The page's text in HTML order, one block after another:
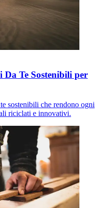
Da Te Sostenibili per
sostenibili che rendono ogni
riciclati e innovativi.